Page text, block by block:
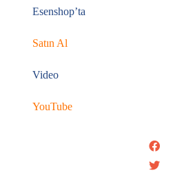
Esenshop’ta
Satın Al
Video
YouTube